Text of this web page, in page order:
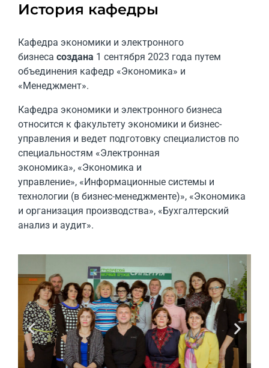
История кафедры
Кафедра экономики и электронного
бизнеса создана 1 сентября 2023 года путем
объединения кафедр «Экономика» и
«Менеджмент».
Кафедра экономики и электронного бизнеса
относится к факультету экономики и бизнес-
управления и ведет подготовку специалистов по
специальностям «Электронная
экономика», «Экономика и
управление», «Информационные системы и
технологии (в бизнес-менеджменте)», «Экономика
и организация производства», «Бухгалтерский
анализ и аудит».